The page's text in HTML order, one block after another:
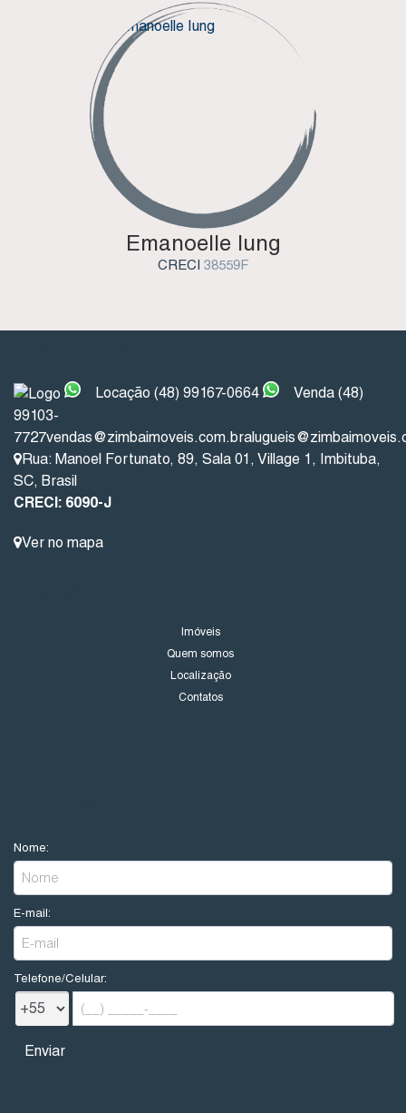
Emanoelle Iung
CRECI 38559F
Locação (48) 99167-0664
Venda (48)
99103-
7727vendas@zimbaimoveis.com.br
Rua: Manoel Fortunato, 89, Sala 01, Village 1, Imbituba,
SC, Brasil
CRECI: 6090-J
Ver no mapa
Imóveis
Quem somos
Localização
Contatos
Nome:
E-mail:
Telefone/Celular: